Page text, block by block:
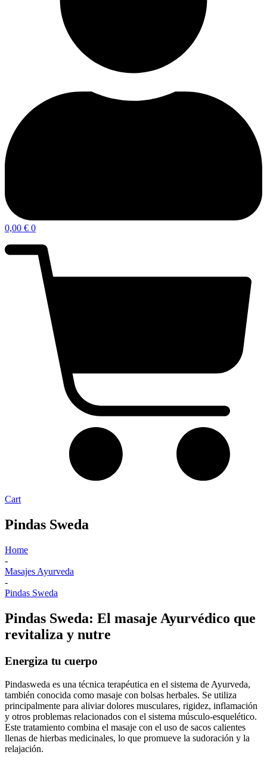
0,00 € 0
Cart
Pindas Sweda
Home
-
Masajes Ayurveda
-
Pindas Sweda
Pindas Sweda: El masaje Ayurvédico que
revitaliza y nutre
Energiza tu cuerpo
Pindasweda es una técnica terapéutica en el sistema de Ayurveda,
también conocida como masaje con bolsas herbales. Se utiliza
principalmente para aliviar dolores musculares, rigidez, inflamación
y otros problemas relacionados con el sistema músculo-esquelético.
Este tratamiento combina el masaje con el uso de sacos calientes
llenas de hierbas medicinales, lo que promueve la sudoración y la
relajación.